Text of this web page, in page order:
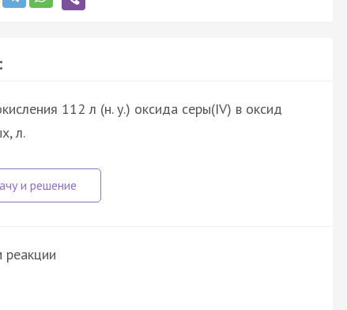
112 л (н. у.) оксида серы(IV) в оксид
л.
реакции